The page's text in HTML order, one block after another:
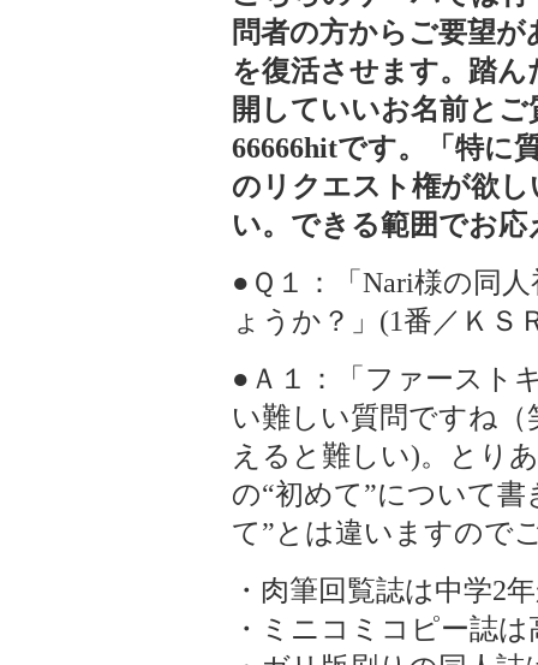
問者の方からご要望
を復活させます。踏
開していいお名前と
66666hitです。「特に
のリクエスト権が欲
い。できる範囲でお応
●Ｑ１：「Nari様の同
ょうか？」(1番／ＫＳ
●Ａ１：「ファースト
い難しい質問ですね
えると難しい)。とり
の“初めて”について
て”とは違いますので
・肉筆回覧誌は中学2
・ミニコミコピー誌